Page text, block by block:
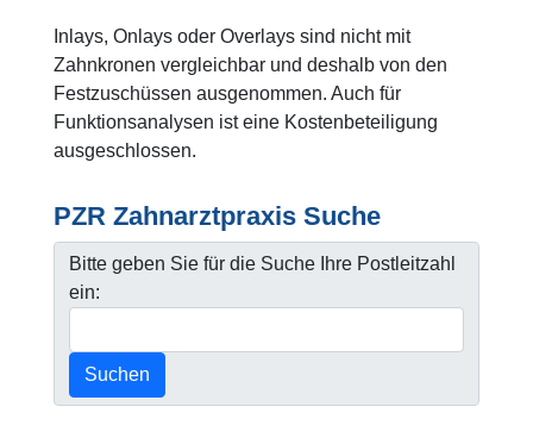
Inlays, Onlays oder Overlays sind nicht mit
Zahnkronen vergleichbar und deshalb von den
Festzuschüssen ausgenommen. Auch für
Funktionsanalysen ist eine Kostenbeteiligung
ausgeschlossen.
PZR Zahnarztpraxis Suche
Bitte geben Sie für die Suche Ihre Postleitzahl
ein:
Suchen